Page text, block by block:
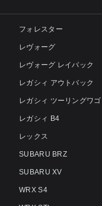
フォレスター
レヴォーグ
レヴォーグ レイバック
レガシィ アウトバック
レガシィ ツーリングワ
レガシィ B4
レックス
SUBARU BRZ
SUBARU XV
WRX S4